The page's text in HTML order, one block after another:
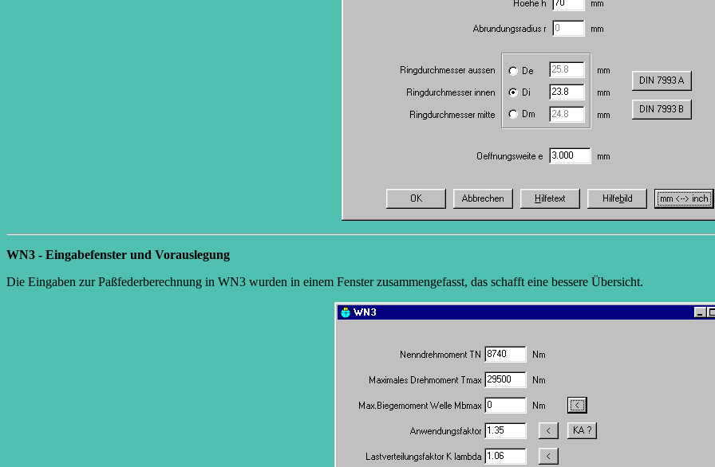
WN3 - Eingabefenster und Vorauslegung
Die Eingaben zur Paßfederberechnung in WN3 wurden in einem Fenster zusammengefasst, das schafft eine bessere Übersicht.